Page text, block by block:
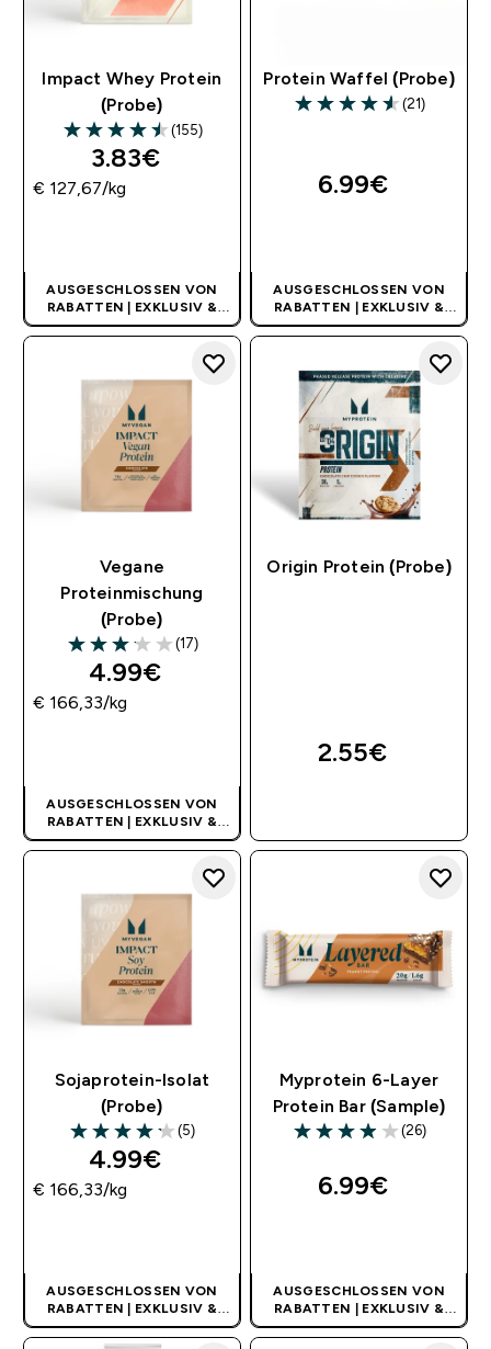
Impact Whey Protein
(Probe)
4.52 out of 5 stars
(155)
3.83€‎
€ 127,67‎/kg
AUSGESCHLOSSEN VON
RABATTEN | EXKLUSIV &
LIMITIERT
Protein Waffel (Probe)
4.57 out of 5 stars
(21)
6.99€‎
AUSGESCHLOSSEN VON
RABATTEN | EXKLUSIV &
LIMITIERT
Vegane
Proteinmischung
(Probe)
3.12 out of 5 stars
(17)
4.99€‎
€ 166,33‎/kg
AUSGESCHLOSSEN VON
RABATTEN | EXKLUSIV &
LIMITIERT
Origin Protein (Probe)
2.55€‎
Sojaprotein-Isolat
(Probe)
4.2 out of 5 stars
(5)
4.99€‎
€ 166,33‎/kg
AUSGESCHLOSSEN VON
RABATTEN | EXKLUSIV &
LIMITIERT
Myprotein 6-Layer
Protein Bar (Sample)
3.96 out of 5 stars
(26)
6.99€‎
AUSGESCHLOSSEN VON
RABATTEN | EXKLUSIV &
LIMITIERT